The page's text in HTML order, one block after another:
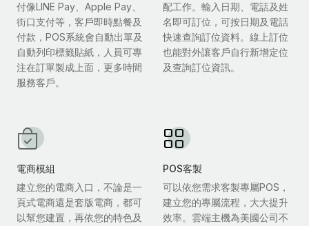
付像LINE Pay、Apple Pay、
街口支付等，客戶即時點餐及
付款，POS系統會自動出單及
自動列印標籤貼紙，人員可專
注在訂單製成上面，更多時間
服務客戶。
配工作。輸入日期、電話及姓
名即可訂位，可按日期及電話
快速查詢訂位資料。線上訂位
也能對外讓客戶自行新增定位
及查詢訂位資訊。
電商模組
建立您的電商入口，不論是一
頁式電商還是套版電商，都可
以幫您建置，再依您的特色及
POS客製
可以依您需求客製專屬POS，
建立您的專屬流程，大大提升
效率。雲端主機為美國公司不